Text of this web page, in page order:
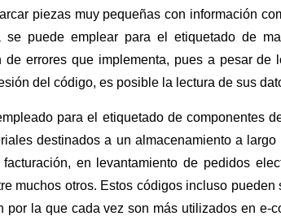
piezas muy pequeñas con información
puede emplear para el etiquetado de
errores que implementa, pues a pesar de
del código, es posible la lectura de sus
para el etiquetado de componentes
destinados a un almacenamiento a
en levantamiento de pedidos
muchos otros. Estos códigos incluso pueden
por la que cada vez son más utilizados en e-